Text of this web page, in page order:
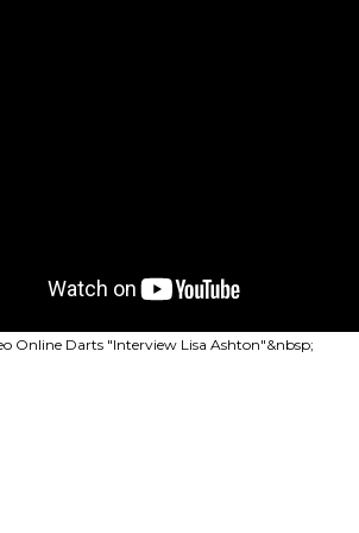
Online Darts "Interview Lisa Ashton"&nbsp;